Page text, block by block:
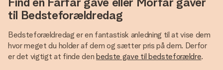
til Bedsteforældredag
Bedsteforældredag er en fantastisk anledning til at vise dem
hvor meget du holder af dem og sætter pris på dem. Derfor
er det vigtigt at finde denbedste gave til bedsteforældre.